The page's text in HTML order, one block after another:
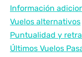
Información
Vuelos alternativos
Puntualidad y
Últimos Vuelos